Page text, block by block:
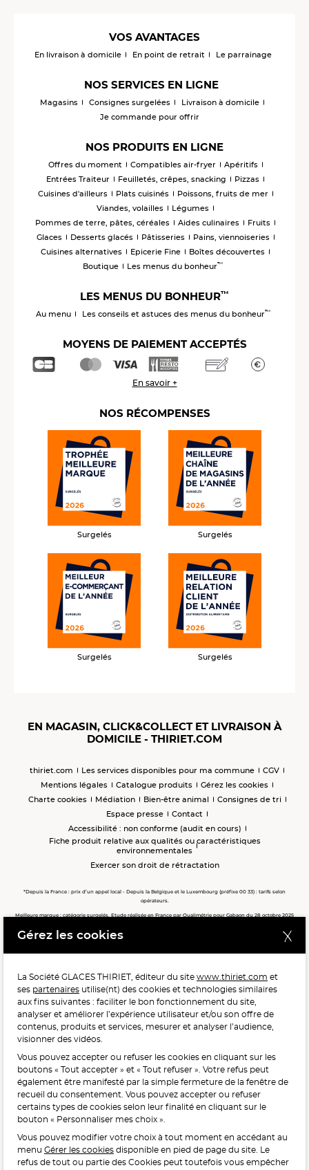
VOS AVANTAGES
En livraison à domicile En point de retrait Le parrainage
NOS SERVICES EN LIGNE
Magasins Consignes surgelées
Livraison à domicile
Je commande pour offrir
NOS PRODUITS EN LIGNE
Offres du moment Compatibles air-fryer
Apéritifs
Entrées Traiteur
Feuilletés, crêpes, snacking
Pizzas
Cuisines d'ailleurs
Plats cuisinés
Poissons, fruits de mer
Viandes, volailles
Légumes
Pommes de terre, pâtes, céréales
Aides culinaires
Fruits
Glaces
Desserts glacés Pâtisseries
Pains, viennoiseries
Cuisines alternatives
Epicerie Fine
Boîtes découvertes
Boutique
Les menus du bonheur™
LES MENUS DU BONHEUR™
Au menu Les conseils et astuces des menus du bonheur™
MOYENS DE PAIEMENT ACCEPTÉS
En savoir +
NOS RÉCOMPENSES
Surgelés Surgelés
Surgelés Surgelés
EN MAGASIN, CLICK&COLLECT ET LIVRAISON À
DOMICILE - THIRIET.COM
thiriet.com Les services disponibles pour ma commune
CGV
Mentions légales
Catalogue produits
Gérez les cookies
Charte cookies
Médiation Bien-être animal
Consignes de tri
Espace presse
Contact
Accessibilité : non conforme (audit en cours)
Fiche produit relative aux qualités ou caractéristiques
environnementales
Exercer son droit de rétractation
*Depuis la France : prix d’un appel local - Depuis la Belgique et le Luxembourg (préfixe 00 33) : tarifs selon
opérateurs.
Meilleure marque : catégorie surgelés. Etude réalisée en France par Qualimétrie pour Gabaon du 28 octobre 2025
Meilleure chaîne de magasins, Meilleur e-commerçant, Meilleure relation clients : catégorie surgelés. Étude
POUR VOTRE SANTÉ, MANGEZ AU MOINS CINQ FRUITS ET
LÉGUMES PAR JOUR.WWW.MANGERBOUGER.FR
L'abus d'alcool est dangereux pour la santé, à consommer
avec modération.
Interdiction de vente de boissons alcooliques
Gérez les cookies
La Société GLACES THIRIET, éditeur du site www.thiriet.com et
ses partenaires utilise(nt) des cookies et technologies similaires
aux fins suivantes : faciliter le bon fonctionnement du site,
analyser et améliorer l’expérience utilisateur et/ou son offre de
contenus, produits et services, mesurer et analyser l’audience,
visionner des vidéos.
Vous pouvez accepter ou refuser les cookies en cliquant sur les
boutons « Tout accepter » et « Tout refuser ». Votre refus peut
également être manifesté par la simple fermeture de la fenêtre de
recueil du consentement. Vous pouvez accepter ou refuser
certains types de cookies selon leur finalité en cliquant sur le
bouton « Personnaliser mes choix ».
Vous pouvez modifier votre choix à tout moment en accédant au
menu Gérer les cookies disponible en pied de page du site. Le
refus de tout ou partie des Cookies peut toutefois vous empêcher